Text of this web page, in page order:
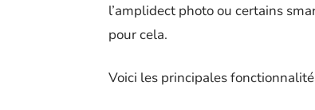
l’amplidect photo ou certains
pour cela.
Voici les principales